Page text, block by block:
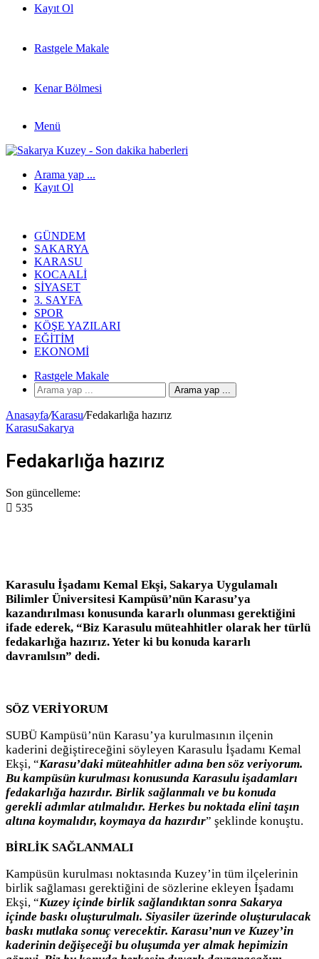
Kayıt Ol
Rastgele Makale
Kenar Bölmesi
Menü
Arama yap ...
Kayıt Ol
GÜNDEM
SAKARYA
KARASU
KOCAALI
SIYASET
3. SAYFA
SPOR
KÖŞE YAZILARI
EĞITIM
EKONOMI
Rastgele Makale
Arama yap ...
Anasayfa/Karasu/Fedakarlığa hazırız
KarasuSakarya
Fedakarlığa hazırız
Son güncelleme:
535
Karasulu İşadamı Kemal Ekşi, Sakarya Uygulamalı
Bilimler Üniversitesi Kampüsü’nün Karasu’ya
kazandırılması konusunda kararlı olunması gerektiğini
ifade ederek, “Biz Karasulu müteahhitler olarak her türlü
fedakarlığa hazırız. Yeter ki bu konuda kararlı
davranılsın” dedi.
SÖZ VERİYORUM
SUBÜ Kampüsü’nün Karasu’ya kurulmasının ilçenin
kaderini değiştireceğini söyleyen Karasulu İşadamı Kemal
Ekşi, “Karasu’daki müteahhitler adına ben söz veriyorum.
Bu kampüsün kurulması konusunda Karasulu işadamları
fedakarlığa hazırdır. Birlik sağlanmalı ve bu konuda
gerekli adımlar atılmalıdır. Herkes bu noktada elini taşın
altına koymalıdır, koymaya da hazırdır” şeklinde konuştu.
BİRLİK SAĞLANMALI
Kampüsün kurulması noktasında Kuzey’in tüm ilçelerinin
birlik sağlaması gerektiğini de sözlerine ekleyen İşadamı
Ekşi, “Kuzey içinde birlik sağlandıktan sonra Sakarya
içinde baskı oluşturulmalı. Siyasiler üzerinde oluşturulacak
baskı mutlaka sonuç verecektir. Karasu’nun ve Kuzey’in
kaderinin değişeceği bu oluşumda yer almak hepimizin